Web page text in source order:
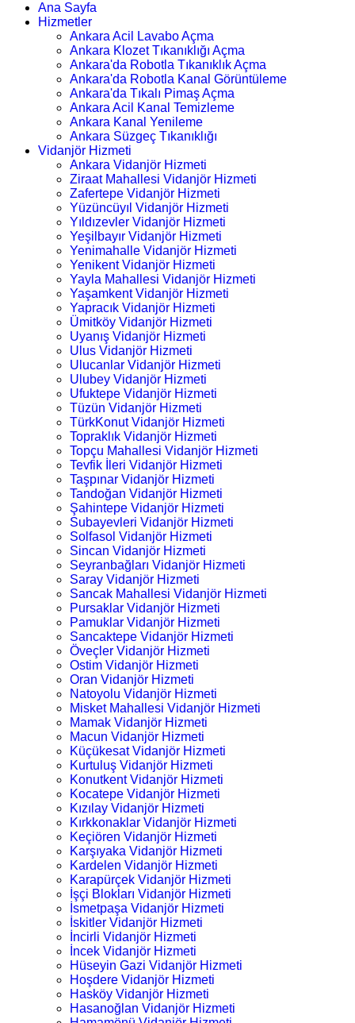
Ana Sayfa
Hizmetler
Ankara Acil Lavabo Açma
Ankara Klozet Tıkanıklığı Açma
Ankara'da Robotla Tıkanıklık Açma
Ankara'da Robotla Kanal Görüntüleme
Ankara'da Tıkalı Pimaş Açma
Ankara Acil Kanal Temizleme
Ankara Kanal Yenileme
Ankara Süzgeç Tıkanıklığı
Vidanjör Hizmeti
Ankara Vidanjör Hizmeti
Ziraat Mahallesi Vidanjör Hizmeti
Zafertepe Vidanjör Hizmeti
Yüzüncüyıl Vidanjör Hizmeti
Yıldızevler Vidanjör Hizmeti
Yeşilbayır Vidanjör Hizmeti
Yenimahalle Vidanjör Hizmeti
Yenikent Vidanjör Hizmeti
Yayla Mahallesi Vidanjör Hizmeti
Yaşamkent Vidanjör Hizmeti
Yapracık Vidanjör Hizmeti
Ümitköy Vidanjör Hizmeti
Uyanış Vidanjör Hizmeti
Ulus Vidanjör Hizmeti
Ulucanlar Vidanjör Hizmeti
Ulubey Vidanjör Hizmeti
Ufuktepe Vidanjör Hizmeti
Tüzün Vidanjör Hizmeti
TürkKonut Vidanjör Hizmeti
Topraklık Vidanjör Hizmeti
Topçu Mahallesi Vidanjör Hizmeti
Tevfik İleri Vidanjör Hizmeti
Taşpınar Vidanjör Hizmeti
Tandoğan Vidanjör Hizmeti
Şahintepe Vidanjör Hizmeti
Subayevleri Vidanjör Hizmeti
Solfasol Vidanjör Hizmeti
Sincan Vidanjör Hizmeti
Seyranbağları Vidanjör Hizmeti
Saray Vidanjör Hizmeti
Sancak Mahallesi Vidanjör Hizmeti
Pursaklar Vidanjör Hizmeti
Pamuklar Vidanjör Hizmeti
Sancaktepe Vidanjör Hizmeti
Öveçler Vidanjör Hizmeti
Ostim Vidanjör Hizmeti
Oran Vidanjör Hizmeti
Natoyolu Vidanjör Hizmeti
Misket Mahallesi Vidanjör Hizmeti
Mamak Vidanjör Hizmeti
Macun Vidanjör Hizmeti
Küçükesat Vidanjör Hizmeti
Kurtuluş Vidanjör Hizmeti
Konutkent Vidanjör Hizmeti
Kocatepe Vidanjör Hizmeti
Kızılay Vidanjör Hizmeti
Kırkkonaklar Vidanjör Hizmeti
Keçiören Vidanjör Hizmeti
Karşıyaka Vidanjör Hizmeti
Kardelen Vidanjör Hizmeti
Karapürçek Vidanjör Hizmeti
İşçi Blokları Vidanjör Hizmeti
İsmetpaşa Vidanjör Hizmeti
İskitler Vidanjör Hizmeti
İncirli Vidanjör Hizmeti
İncek Vidanjör Hizmeti
Hüseyin Gazi Vidanjör Hizmeti
Hoşdere Vidanjör Hizmeti
Hasköy Vidanjör Hizmeti
Hasanoğlan Vidanjör Hizmeti